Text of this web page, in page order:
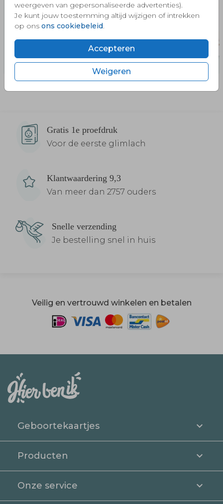
weergeven van gepersonaliseerde advertenties).
Je kunt jouw toestemming altijd wijzigen of intrekken
op ons ons cookiebeleid.
Accepteren
Weigeren
Gratis 1e proefdruk
Voor de eerste glimlach
Klantwaardering 9,3
Van meer dan 2757 ouders
Snelle verzending
Je bestelling snel in huis
Veilig en vertrouwd winkelen en betalen
Geboortekaartjes
Producten
Onze service